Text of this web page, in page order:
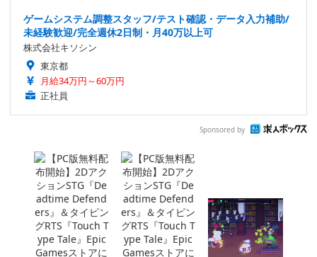
ゲームシステム調整スタッフ/テスト確認・データ入力補助/
未経験歓迎/完全週休2日制・月40万以上可
株式会社キソシン
東京都
月給34万円～60万円
正社員
Sponsored by